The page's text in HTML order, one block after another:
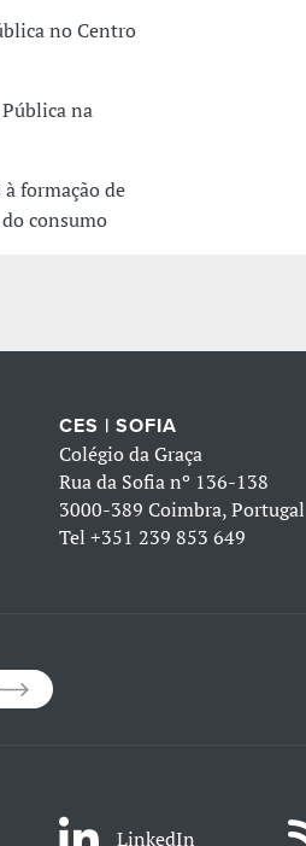
no Centro
na
formação de
consumo
CES | SOFIA
Colégio da Graça
Rua da Sofia nº 136-138
3000-389 Coimbra, Portugal
Tel +351 239 853 649
LinkedIn